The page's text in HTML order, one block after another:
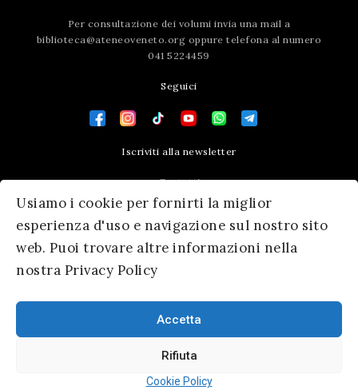
Usiamo i cookie per fornirti la miglior
esperienza d'uso e navigazione sul nostro sito
web. Puoi trovare altre informazioni nella
nostra Privacy Policy
Accetta
Rifiuta
Cookie Policy
Per consultazione dei volumi invia una mail a
biblioteca@ateneoveneto.org oppure telefona al numero
041 5224459
Seguici
Iscriviti alla newsletter
Contatti